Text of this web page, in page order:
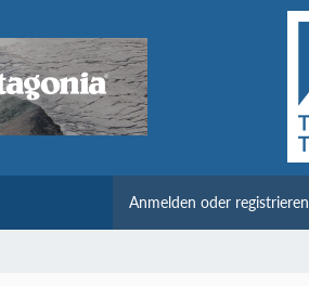
Anmelden oder registrieren